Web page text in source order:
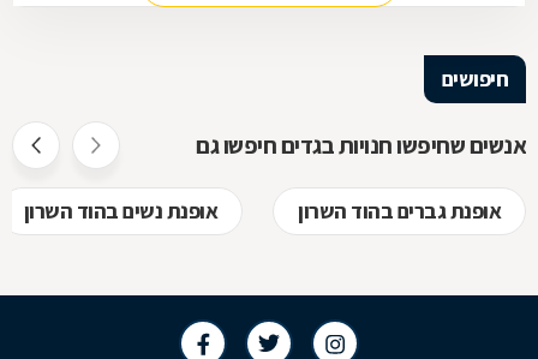
חיפושים
אנשים שחיפשו חנויות בגדים חיפשו גם
אופנת גברים בהוד השרון אופנת נשים בהוד השרון